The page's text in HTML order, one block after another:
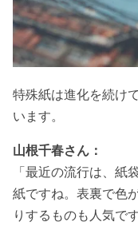
特殊紙は進化を続け
います。
山根千春さん：
「最近の流行は、紙
紙ですね。表裏で色
りするものも人気です